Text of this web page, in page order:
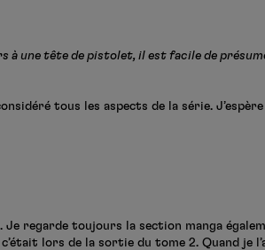
à une tête de pistolet, il est facile de
tous les aspects de la série.
regarde toujours la section manga
lors de la sortie du tome 2. Quand je